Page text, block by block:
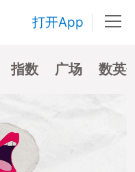
打开App
指数 广场 数英